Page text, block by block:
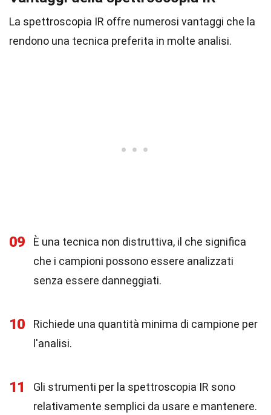
La spettroscopia IR offre numerosi vantaggi che la
rendono una tecnica preferita in molte analisi.
09
È una tecnica non distruttiva, il che significa
che i campioni possono essere analizzati
senza essere danneggiati.
10
Richiede una quantità minima di campione per
l'analisi.
11
Gli strumenti per la spettroscopia IR sono
relativamente semplici da usare e mantenere.